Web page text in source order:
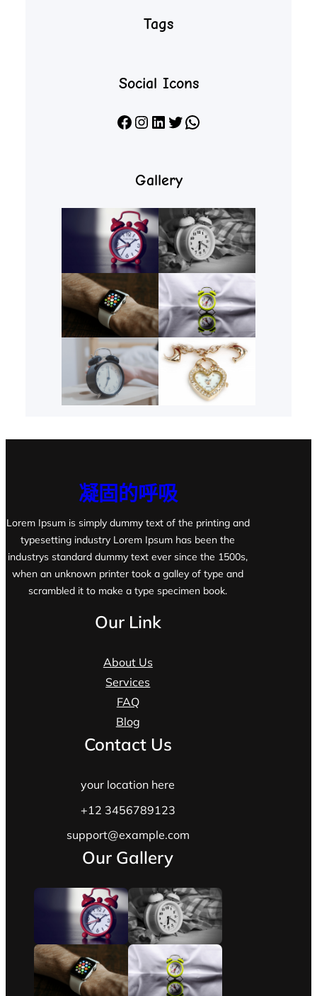
Tags
Social Icons
Facebook Instagram LinkedIn X WhatsApp
Gallery
凝固的呼吸
Lorem Ipsum is simply dummy text of the printing and
typesetting industry Lorem Ipsum has been the
industrys standard dummy text ever since the 1500s,
when an unknown printer took a galley of type and
scrambled it to make a type specimen book.
Our Link
About Us
Services
FAQ
Blog
Contact Us
your location here
+12 3456789123
support@example.com
Our Gallery